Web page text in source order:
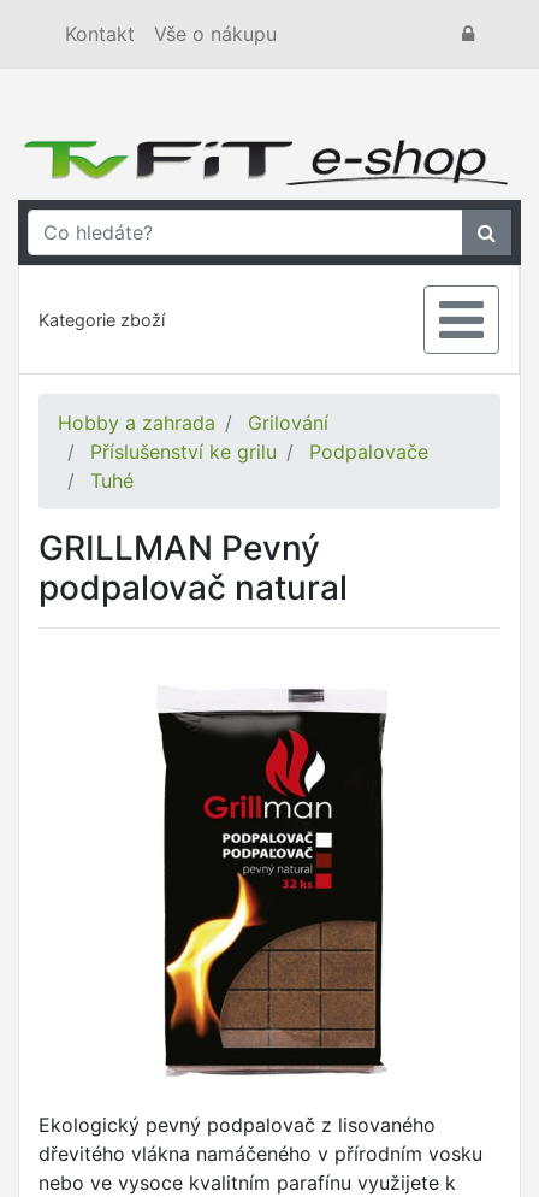
Kontakt Vše o nákupu
Kategorie zboží
Hobby a zahrada
Grilování
Příslušenství ke grilu
Podpalovače
Tuhé
GRILLMAN Pevný
podpalovač natural
Ekologický pevný podpalovač z lisovaného
dřevitého vlákna namáčeného v přírodním vosku
nebo ve vysoce kvalitním parafínu využijete k